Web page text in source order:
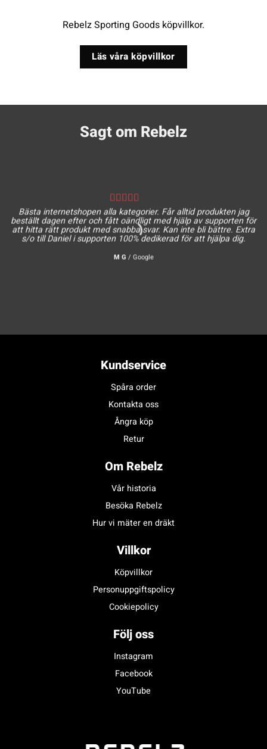
Rebelz Sporting Goods köpvillkor.
Läs våra köpvillkor
Sagt om Rebelz
Bästa internetshopen alla kategorier. Får alltid produkten jag
beställt dagen efter och fått oändligt med hjälp av supporten för
att hitta rätt produkt med snabba svar. Kan inte bli bättre. Extra
s/o till Daniel i supporten 100% dedikerad för att hjälpa dig.
M G / Google
Kundservice
Spåra order
Kontakta oss
Ångra köp
Retur
Om Rebelz
Vår historia
Besöka Rebelz
Hur vi mäter en dräkt
Villkor
Köpvillkor
Personuppgiftspolicy
Cookiepolicy
Följ oss
Instagram
Facebook
YouTube